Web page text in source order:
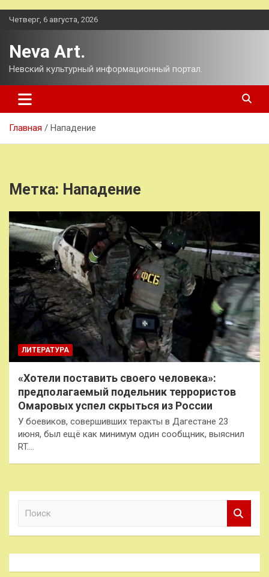
Перейти
Четверг, 6 августа, 2026
Neva Art.
Невский культурный информационный портал.
Главная Нападение
Метка: Нападение
ЛИТЕРАТУРА
«Хотели поставить своего человека»:
предполагаемый подельник террористов
Омаровых успел скрыться из России
У боевиков, совершивших теракты в Дагестане 23
июня, был ещё как минимум один сообщник, выяснил
RT.…
к